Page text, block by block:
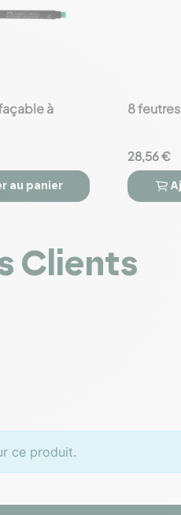
à
au panier
favorite_border
8
28,56 €

Clients
ce produit.